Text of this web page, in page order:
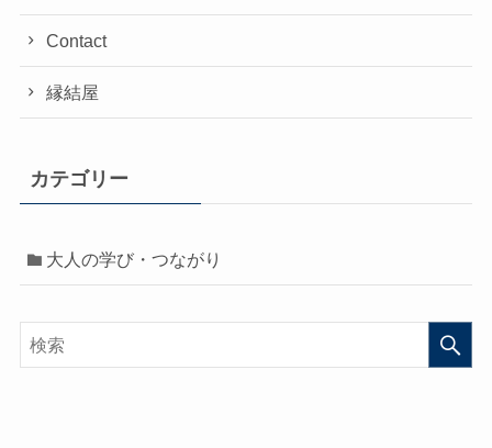
Contact
縁結屋
カテゴリー
大人の学び・つながり